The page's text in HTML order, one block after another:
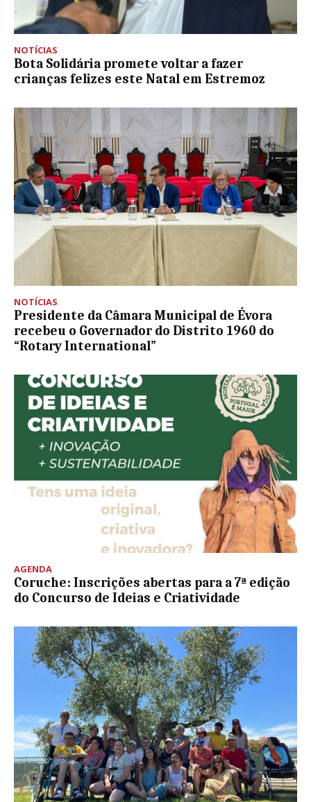
NOTÍCIAS
Bota Solidária promete voltar a fazer
crianças felizes este Natal em Estremoz
NOTÍCIAS
Presidente da Câmara Municipal de Évora
recebeu o Governador do Distrito 1960 do
“Rotary International”
AGENDA
Coruche: Inscrições abertas para a 7ª edição
do Concurso de Ideias e Criatividade